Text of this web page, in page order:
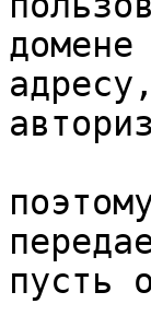
домене
пусть